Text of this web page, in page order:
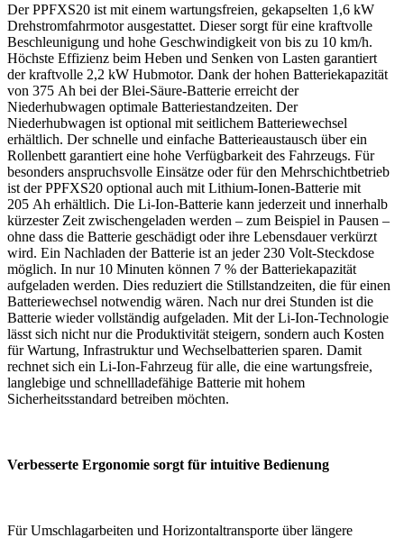
Der PPFXS20 ist mit einem wartungsfreien, gekapselten 1,6 kW
Drehstromfahrmotor ausgestattet. Dieser sorgt für eine kraftvolle
Beschleunigung und hohe Geschwindigkeit von bis zu 10 km/h.
Höchste Effizienz beim Heben und Senken von Lasten garantiert
der kraftvolle 2,2 kW Hubmotor. Dank der hohen Batteriekapazität
von 375 Ah bei der Blei-Säure-Batterie erreicht der
Niederhubwagen optimale Batteriestandzeiten. Der
Niederhubwagen ist optional mit seitlichem Batteriewechsel
erhältlich. Der schnelle und einfache Batterieaustausch über ein
Rollenbett garantiert eine hohe Verfügbarkeit des Fahrzeugs. Für
besonders anspruchsvolle Einsätze oder für den Mehrschichtbetrieb
ist der PPFXS20 optional auch mit Lithium-Ionen-Batterie mit
205 Ah erhältlich. Die Li-Ion-Batterie kann jederzeit und innerhalb
kürzester Zeit zwischengeladen werden – zum Beispiel in Pausen –
ohne dass die Batterie geschädigt oder ihre Lebensdauer verkürzt
wird. Ein Nachladen der Batterie ist an jeder 230 Volt-Steckdose
möglich. In nur 10 Minuten können 7 % der Batteriekapazität
aufgeladen werden. Dies reduziert die Stillstandzeiten, die für einen
Batteriewechsel notwendig wären. Nach nur drei Stunden ist die
Batterie wieder vollständig aufgeladen. Mit der Li-Ion-Technologie
lässt sich nicht nur die Produktivität steigern, sondern auch Kosten
für Wartung, Infrastruktur und Wechselbatterien sparen. Damit
rechnet sich ein Li-Ion-Fahrzeug für alle, die eine wartungsfreie,
langlebige und schnellladefähige Batterie mit hohem
Sicherheitsstandard betreiben möchten.
Verbesserte Ergonomie sorgt für intuitive Bedienung
Für Umschlagarbeiten und Horizontaltransporte über längere